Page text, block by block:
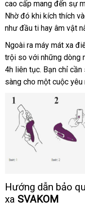
cao cấp mang đến sự
Nhờ đó khi kích thích
như đầu ti hay âm vật
bảo
hành
Ngoài ra máy mát xa
trội so mua
hàng
với giá
rẻ
những dòng
4h liên tụcchính
hãng
. Bạn chỉ
sàng cho một cuộc yêu
Hướng dẫn bảo
xa SVAKOM